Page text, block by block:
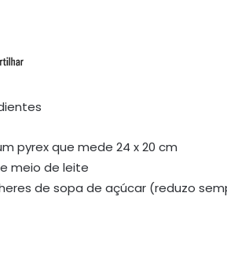
pyrex que mede 24 x 20 cm
meio de leite
de sopa de açúcar (reduzo